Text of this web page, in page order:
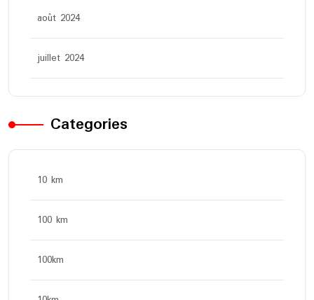
août 2024
juillet 2024
Categories
10 km
100 km
100km